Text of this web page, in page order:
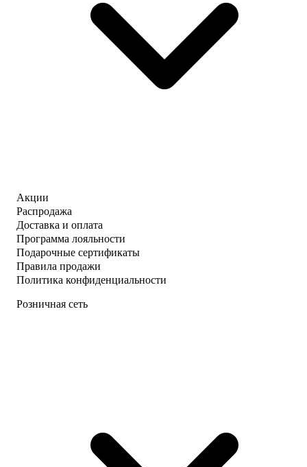
Акции
Распродажа
Доставка и оплата
Программа лояльности
Подарочные сертификаты
Правила продажи
Политика конфиденциальности
Розничная сеть